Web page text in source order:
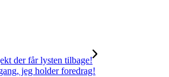
der får lysten tilbage!
jeg holder foredrag!